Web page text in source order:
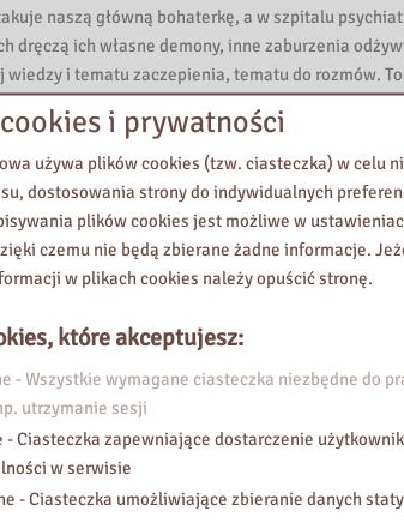
naszą główną bohaterkę, a w szpitalu
dręczą ich własne demony, inne zaburzenia
i tematu zaczepienia, tematu do rozmów.
uczucia towarzyszące ich dzieciom.
uczniom od pierwszej klasy szkoły
opowieść o inności, ale też opowieść o
uczuciami, także poczuciem winy za śmierć
ale sama postać tej wskrzeszonej
głównej bohaterki, też jest niezwykła, bo to
naszych najbliższych, kim tak naprawdę
tematy i właśnie kontekst żałoby. To jest
są utrzymane w 3 kolorach: białym, czarnym i
utrzymana w takiej delikatnej, właśnie
wnuczej do babci chorującej na Alzheimera. Nie
wzruszająca, ona jest taka subtelna,
która bardzo marzy o tym, żeby przed śmiercią
między tym najstarszym i najmłodszym
i prywatności
używa plików cookies (tzw. ciasteczka) w celu
dostosowania strony do indywidualnych
plików cookies jest możliwe w
czemu nie będą zbierane żadne informacje.
w plikach cookies należy opuścić stronę.
które akceptujesz:
- Wszystkie wymagane ciasteczka niezbędne do
utrzymanie sesji
- Ciasteczka zapewniające dostarczenie
w serwisie
- Ciasteczka umożliwiające zbieranie danych